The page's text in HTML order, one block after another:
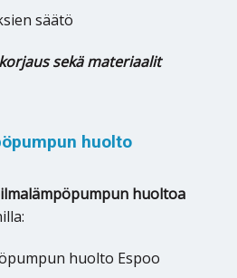
säätö
sekä materiaalit
huolto
huoltoa
huolto Espoo